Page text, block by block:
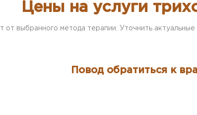
Цены на услуги
от выбранного метода терапии. Уточнить
Повод обратиться к